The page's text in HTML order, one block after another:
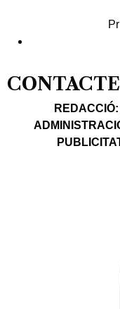
CONTACTE
REDACCIÓ: